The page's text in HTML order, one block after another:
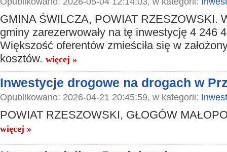
GMINA ŚWILCZA, POWIAT RZESZOWSKI.
gminy zarezerwowały na tę inwestycję 4 246
Większość oferentów zmieściła się w
kosztów. więcej »
Inwestycje drogowe na drogach w
Opublikowano: 2026-04-21 20:45:59, w kategorii:
POWIAT RZESZOWSKI, GŁOGÓW
więcej »